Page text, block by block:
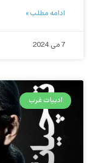
ادامه مطلب »
7 می 2024
ادبیات غرب